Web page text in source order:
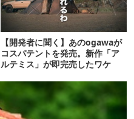
【開発者に聞く】あのogawaが
コスパテントを発売。新作「ア
ルテミス」が即完売したワケ